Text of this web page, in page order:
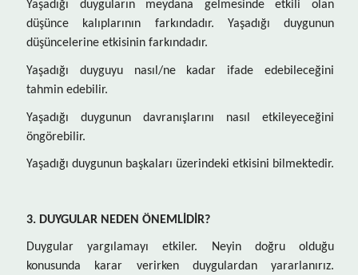
Yaşadığı duyguların meydana gelmesinde etkili olan
düşünce kalıplarının farkındadır. Yaşadığı duygunun
düşüncelerine etkisinin farkındadır.
Yaşadığı duyguyu nasıl/ne kadar ifade edebileceğini
tahmin edebilir.
Yaşadığı duygunun davranışlarını nasıl etkileyeceğini
öngörebilir.
Yaşadığı duygunun başkaları üzerindeki etkisini bilmektedir.
3. DUYGULAR NEDEN ÖNEMLİDİR?
Duygular yargılamayı etkiler. Neyin doğru olduğu
konusunda karar verirken duygulardan yararlanırız.